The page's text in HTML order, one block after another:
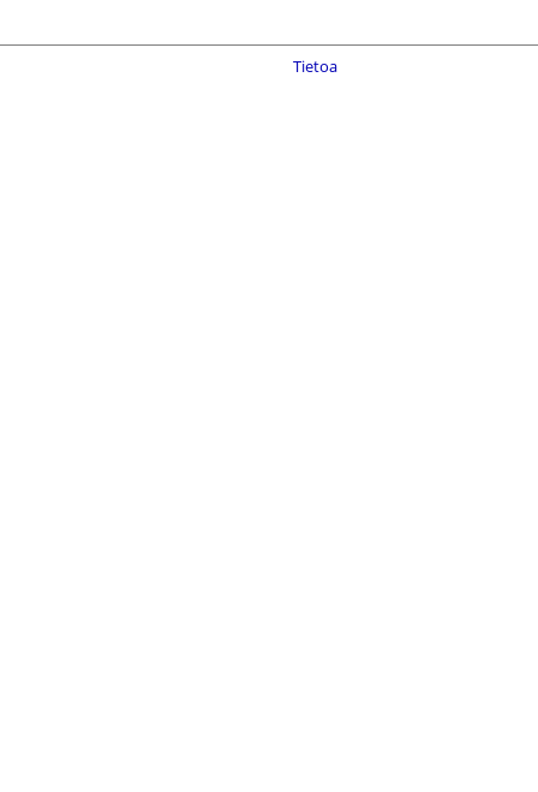
Tietoa